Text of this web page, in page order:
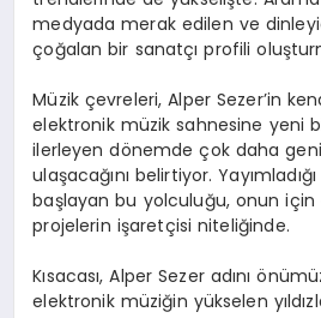
medyada merak edilen ve
çoğalan bir sanatçı profili
Müzik çevreleri, Alper Sezer’in
elektronik müzik sahnesine yeni
ilerleyen dönemde çok daha
ulaşacağını belirtiyor.
başlayan bu yolculuğu, onun
projelerin işaretçisi niteliğinde.
Kısacası, Alper Sezer adını
elektronik müziğin yükselen